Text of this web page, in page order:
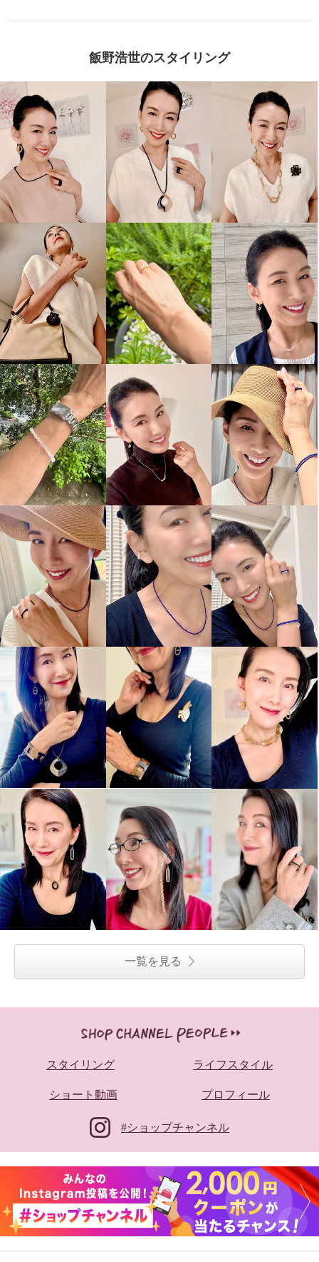
飯野浩世のスタイリング
一覧を見る
スタイリング ライフスタイル
ショート動画 プロフィール
#ショップチャンネル